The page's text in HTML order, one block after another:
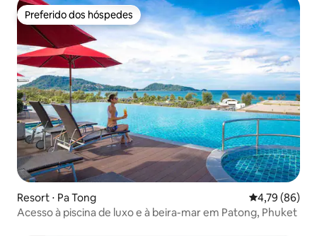
Preferido dos hóspedes
Preferido dos hóspedes
Resort ⋅ Pa Tong 4,79 de uma
4,79 (86)
Acesso à piscina de luxo e à beira-mar em Patong, Phuket